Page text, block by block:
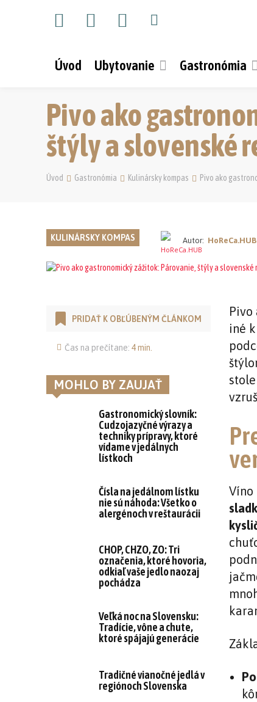
Úvod Ubytovanie Gastronómia
Pivo ako
štýly a slovenské
Úvod Gastronómia Kulinársky kompas Pivo ako
KULINÁRSKY KOMPAS Autor: HoReCa.HUB
PRIDAŤ K OBĽÚBENÝM ČLÁNKOM
Čas na prečítane: 4min.
MOHLO BY ZAUJAŤ
Gastronomický slovník:
Cudzojazyčné výrazy a
techniky prípravy, ktoré
vídame v jedálnych
lístkoch
Čísla na jedálnom lístku
nie sú náhoda: Všetko o
alergénoch v reštaurácii
CHOP, CHZO, ZO: Tri
označenia, ktoré hovoria,
odkiaľ vaše jedlo naozaj
pochádza
Veľká noc na Slovensku:
Tradície, vône a chute,
ktoré spájajú generácie
Tradičné vianočné jedlá v
regiónoch Slovenska
Pivo
iné
Víno